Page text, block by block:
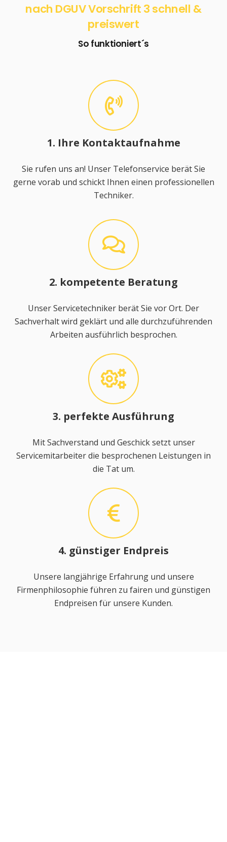
nach DGUV Vorschrift 3 schnell &
preiswert
So funktioniert´s
1. Ihre Kontaktaufnahme
Sie rufen uns an! Unser Telefonservice berät Sie
gerne vorab und schickt Ihnen einen professionellen
Techniker.
2. kompetente Beratung
Unser Servicetechniker berät Sie vor Ort. Der
Sachverhalt wird geklärt und alle durchzuführenden
Arbeiten ausführlich besprochen.
3. perfekte Ausführung
Mit Sachverstand und Geschick setzt unser
Servicemitarbeiter die besprochenen Leistungen in
die Tat um.
4. günstiger Endpreis
Unsere langjährige Erfahrung und unsere
Firmenphilosophie führen zu fairen und günstigen
Endpreisen für unsere Kunden.